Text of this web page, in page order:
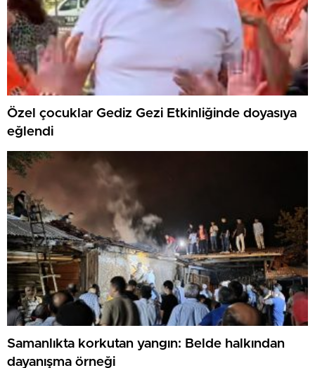
Özel çocuklar Gediz Gezi Etkinliğinde doyasıya
eğlendi
Samanlıkta korkutan yangın: Belde halkından
dayanışma örneği